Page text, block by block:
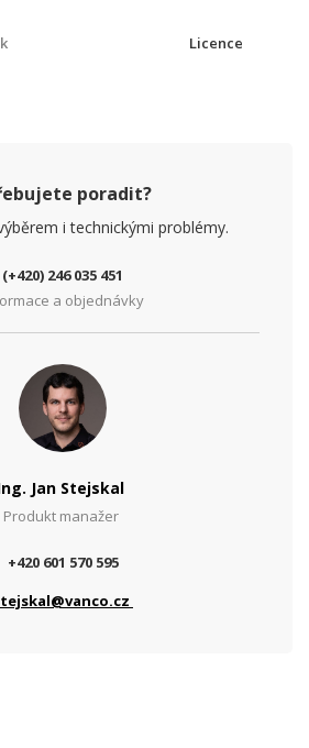
Licence
poradit?
i technickými problémy.
(+420) 246 035 451
a objednávky
Jan Stejskal
Produkt manažer
+420 601 570 595